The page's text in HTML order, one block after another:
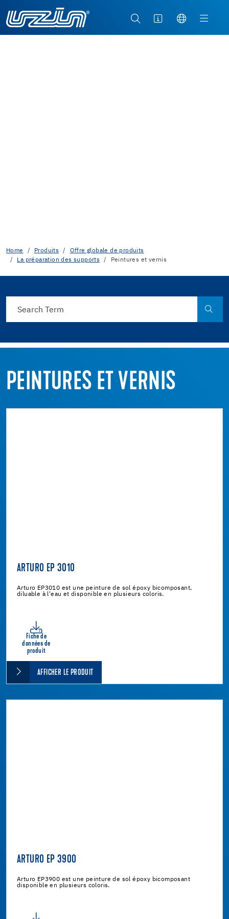
Home Produits
Offre globale de produits
La préparation des supports
Peintures et vernis
PEINTURES ET VERNIS
ARTURO EP 3010
Arturo EP3010 est une peinture de sol époxy bicomposant,
diluable à l'eau et disponible en plusieurs coloris.
Fiche de
données de
produit
AFFICHER LE PRODUIT
ARTURO EP 3900
Arturo EP3900 est une peinture de sol époxy bicomposant
disponible en plusieurs coloris.